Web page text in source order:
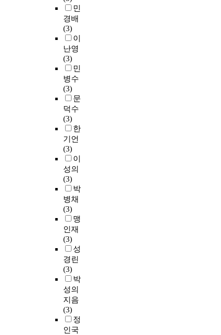
민
경배
(3)
이
난영
(3)
민
병수
(3)
문
덕수
(3)
한
기언
(3)
이
성의
(3)
박
병채
(3)
맹
인재
(3)
성
경린
(3)
박
성의
지음
(3)
정
인국